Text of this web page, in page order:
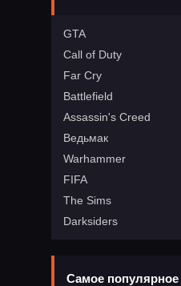
GTA
Call of Duty
Far Cry
Battlefield
Assassin's Creed
Ведьмак
Warhammer
FIFA
The Sims
Darksiders
Самое популярное